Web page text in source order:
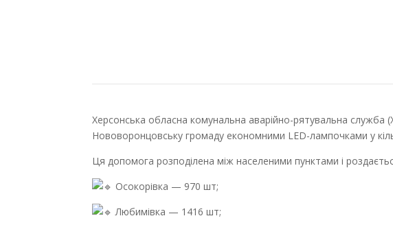
Херсонська обласна комунальна аварійно-рятувальна служба
Нововоронцовську громаду економними LED-лампочками у
Ця допомога розподілена між населеними пунктами і
Осокорівка — 970 шт;
Любимівка — 1416 шт;